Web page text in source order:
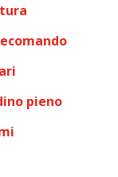
pieno